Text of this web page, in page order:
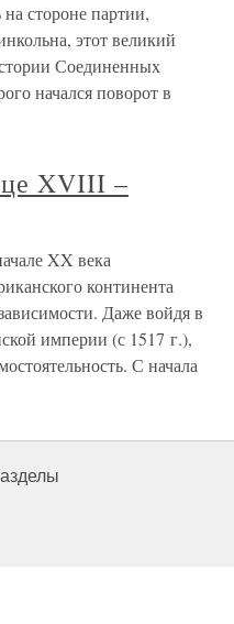
стороне партии,
этот великий
Соединенных
начался поворот в
XVIII –
XX века
континента
Даже войдя в
империи (с 1517 г.),
С начала